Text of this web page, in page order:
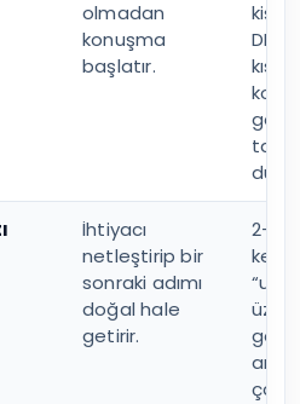
olmadan
konuşma
başlatır.
kısa
İhtiyacı
netleştirip bir
sonraki adımı
doğal hale
getirir.
2-3
ama